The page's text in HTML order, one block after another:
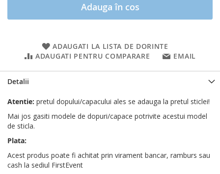
Adauga în cos
ADAUGATI LA LISTA DE DORINTE
ADAUGATI PENTRU COMPARARE
EMAIL
Detalii
Atentie: pretul dopului/capacului ales se adauga la pretul sticlei!
Mai jos gasiti modele de dopuri/capace potrivite acestui model
de sticla.
Plata:
Acest produs poate fi achitat prin virament bancar, ramburs sau
cash la sediul FirstEvent